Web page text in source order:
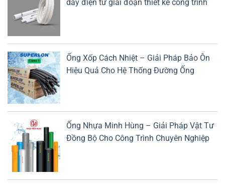
dây điện từ giai đoạn thiết kế công trình
Ống Xốp Cách Nhiệt – Giải Pháp Bảo Ôn
Hiệu Quả Cho Hệ Thống Đường Ống
Ống Nhựa Minh Hùng – Giải Pháp Vật Tư
Đồng Bộ Cho Công Trình Chuyên Nghiệp